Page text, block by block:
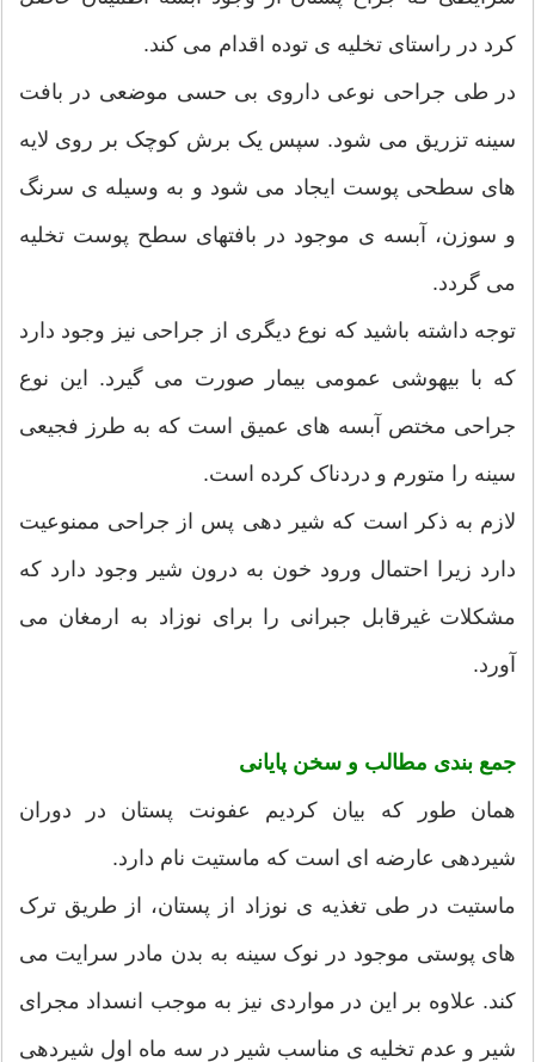
کرد در راستای تخلیه ی توده اقدام می کند.
در طی جراحی نوعی داروی بی حسی موضعی در بافت
سینه تزریق می شود. سپس یک برش کوچک بر روی لایه
های سطحی پوست ایجاد می شود و به وسیله ی سرنگ
و سوزن، آبسه ی موجود در بافتهای سطح پوست تخلیه
می گردد.
توجه داشته باشید که نوع دیگری از جراحی نیز وجود دارد
که با بیهوشی عمومی بیمار صورت می گیرد. این نوع
جراحی مختص آبسه های عمیق است که به طرز فجیعی
سینه را متورم و دردناک کرده است.
لازم به ذکر است که شیر دهی پس از جراحی ممنوعیت
دارد زیرا احتمال ورود خون به درون شیر وجود دارد که
مشکلات غیرقابل جبرانی را برای نوزاد به ارمغان می
آورد.
جمع بندی مطالب و سخن پایانی
همان طور که بیان کردیم عفونت پستان در دوران
شیردهی عارضه ای است که ماستیت نام دارد.
ماستیت در طی تغذیه ی نوزاد از پستان، از طریق ترک
های پوستی موجود در نوک سینه به بدن مادر سرایت می
کند. علاوه بر این در مواردی نیز به موجب انسداد مجرای
شیر و عدم تخلیه ی مناسب شیر در سه ماه اول شیردهی